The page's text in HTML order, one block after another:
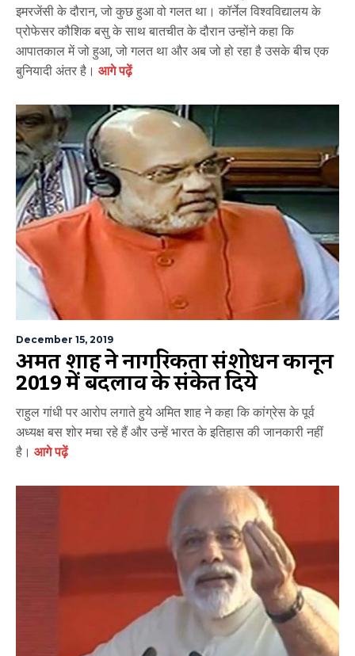
इमरजेंसी के दौरान, जो कुछ हुआ वो गलत था। कॉर्नेल विश्वविद्यालय के
प्रोफेसर कौशिक बसु के साथ बातचीत के दौरान उन्होंने कहा कि
आपातकाल में जो हुआ, जो गलत था और अब जो हो रहा है उसके बीच एक
बुनियादी अंतर है। आगे पढ़ें
December 15, 2019
अमित शाह ने नागरिकता संशोधन कानून
2019 में बदलाव के संकेत दिये
राहुल गांधी पर आरोप लगाते हुये अमित शाह ने कहा कि कांग्रेस के पूर्व
अध्यक्ष बस शोर मचा रहे हैं और उन्हें भारत के इतिहास की जानकारी नहीं
है। आगे पढ़ें